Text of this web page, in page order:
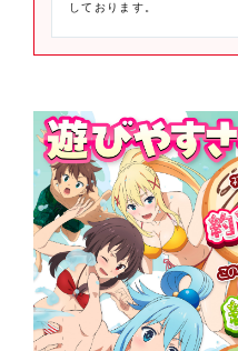
しております。